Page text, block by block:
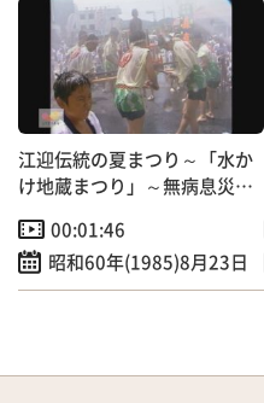
江迎伝統の夏まつり～「水か
け地蔵まつり」～無病息災、
00:01:46
昭和60年(1985)8月23日